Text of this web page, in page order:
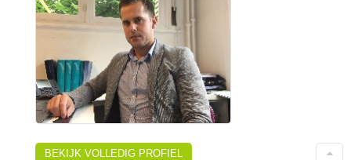
BEKIJK VOLLEDIG PROFIEL